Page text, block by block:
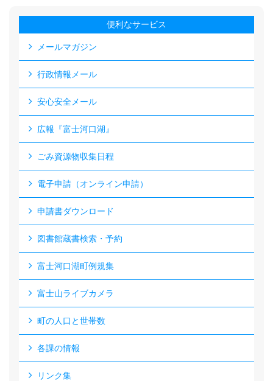
便利なサービス
メールマガジン
行政情報メール
安心安全メール
広報『富士河口湖』
ごみ資源物収集日程
電子申請（オンライン申請）
申請書ダウンロード
図書館蔵書検索・予約
富士河口湖町例規集
富士山ライブカメラ
町の人口と世帯数
各課の情報
リンク集